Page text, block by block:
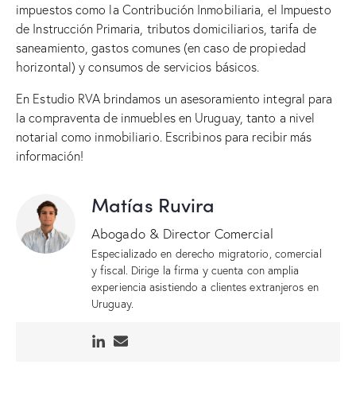
impuestos como la Contribución Inmobiliaria, el Impuesto
de Instrucción Primaria, tributos domiciliarios, tarifa de
saneamiento, gastos comunes (en caso de propiedad
horizontal) y consumos de servicios básicos.
En Estudio RVA brindamos un asesoramiento integral para
la compraventa de inmuebles en Uruguay, tanto a nivel
notarial como inmobiliario. Escribinos para recibir más
información!
Matías Ruvira
Abogado & Director Comercial
Especializado en derecho migratorio, comercial
y fiscal. Dirige la firma y cuenta con amplia
experiencia asistiendo a clientes extranjeros en
Uruguay.